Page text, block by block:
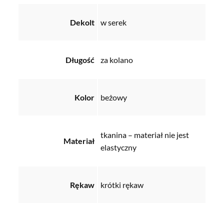
Dekolt w serek
Długość za kolano
Kolor beżowy
Materiał
tkanina – materiał nie jest
elastyczny
Rękaw krótki rękaw